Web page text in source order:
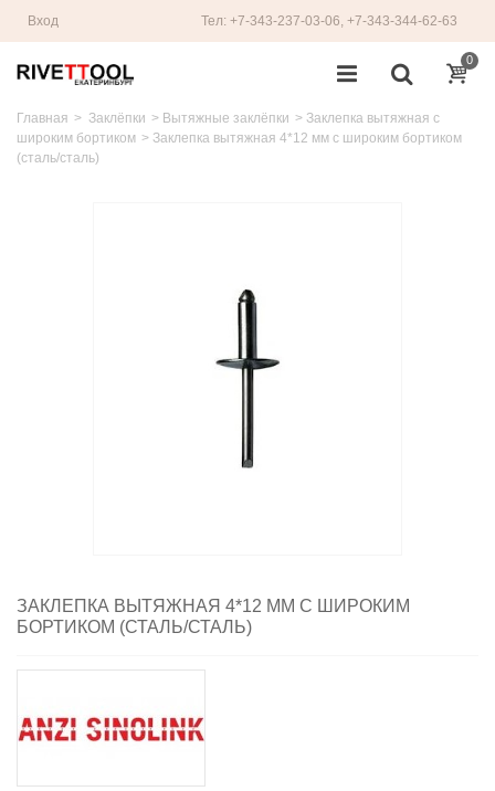
Вход Тел: +7-343-237-03-06, +7-343-344-62-63
0
Главная > Заклёпки > Вытяжные заклёпки > Заклепка вытяжная с
широким бортиком > Заклепка вытяжная 4*12 мм с широким бортиком
(сталь/сталь)
ЗАКЛЕПКА ВЫТЯЖНАЯ 4*12 ММ С ШИРОКИМ
БОРТИКОМ (СТАЛЬ/СТАЛЬ)